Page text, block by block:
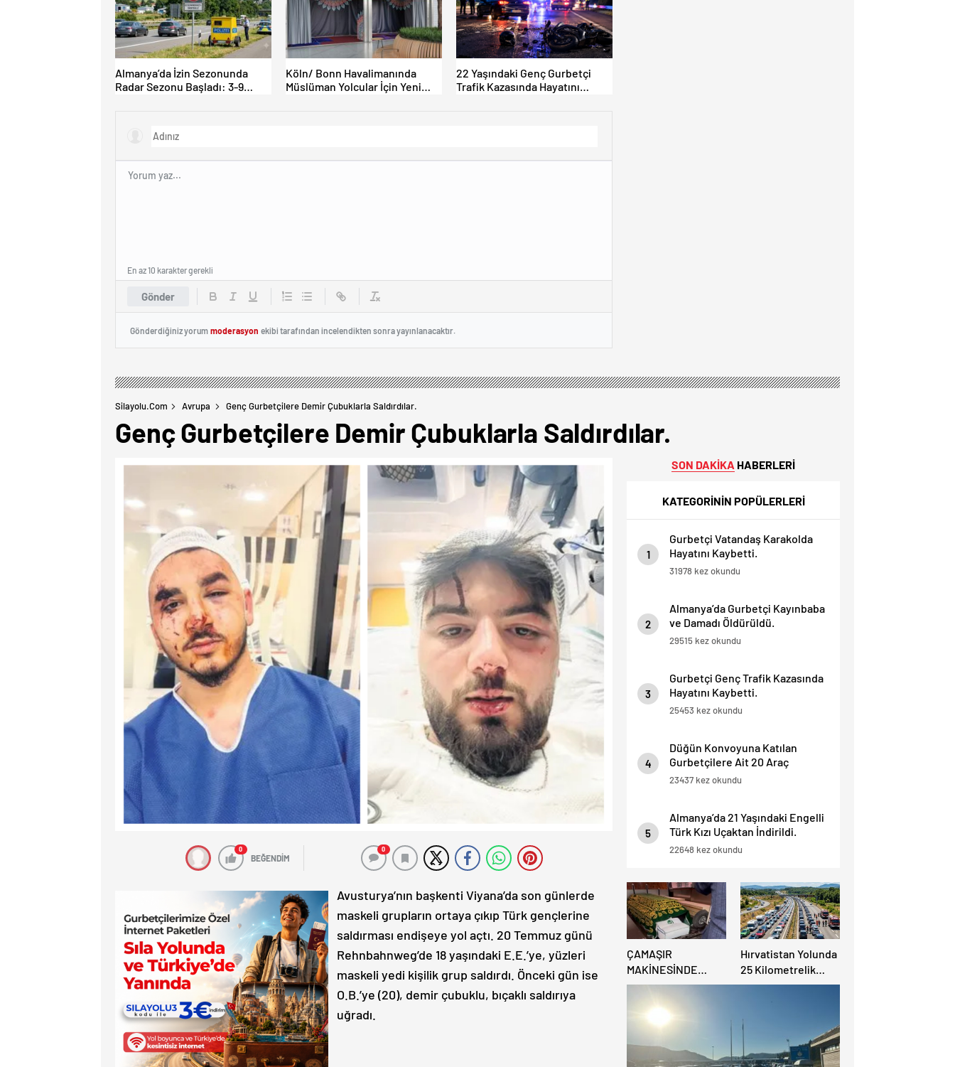
Almanya’da İzin Sezonunda
Radar Sezonu Başladı: 3-9
Köln/ Bonn Havalimanında
Müslüman Yolcular İçin Yeni
22 Yaşındaki Genç Gurbetçi
Trafik Kazasında Hayatını
Gönder
En az 10 karakter gerekli
Gönderdiğiniz yorum moderasyon ekibi tarafından incelendikten sonra yayınlanacaktır.
Silayolu.com Avrupa Genç Gurbetçilere Demir Çubuklarla Saldırdılar.
Genç Gurbetçilere Demir Çubuklarla Saldırdılar.
0
BEĞENDİM
0
Avusturya’nın başkenti Viyana’da son günlerde
maskeli grupların ortaya çıkıp Türk gençlerine
saldırması endişeye yol açtı. 20 Temmuz günü
Rehnbahnweg’de 18 yaşındaki E.E.’ye, yüzleri
maskeli yedi kişilik grup saldırdı. Önceki gün ise
O.B.’ye (20), demir çubuklu, bıçaklı saldırıya
uğradı.
SON DAKİKA HABERLERİ
KATEGORİNİN POPÜLERLERİ
1
Gurbetçi Vatandaş Karakolda
Hayatını Kaybetti.
31978 kez okundu
2
Almanya’da Gurbetçi Kayınbaba
ve Damadı Öldürüldü.
29515 kez okundu
3
Gurbetçi Genç Trafik Kazasında
Hayatını Kaybetti.
25453 kez okundu
4
Düğün Konvoyuna Katılan
Gurbetçilere Ait 20 Araç
Trafikten Men Edildi.
23437 kez okundu
5
Almanya’da 21 Yaşındaki Engelli
Türk Kızı Uçaktan İndirildi.
Detaylar Haberde.
22648 kez okundu
ÇAMAŞIR
MAKİNESİNDE
BULUNAN BEBEK
CENAZESİ ŞOK ETTİ
Hırvatistan Yolunda
25 Kilometrelik
Trafik Kuyruğu